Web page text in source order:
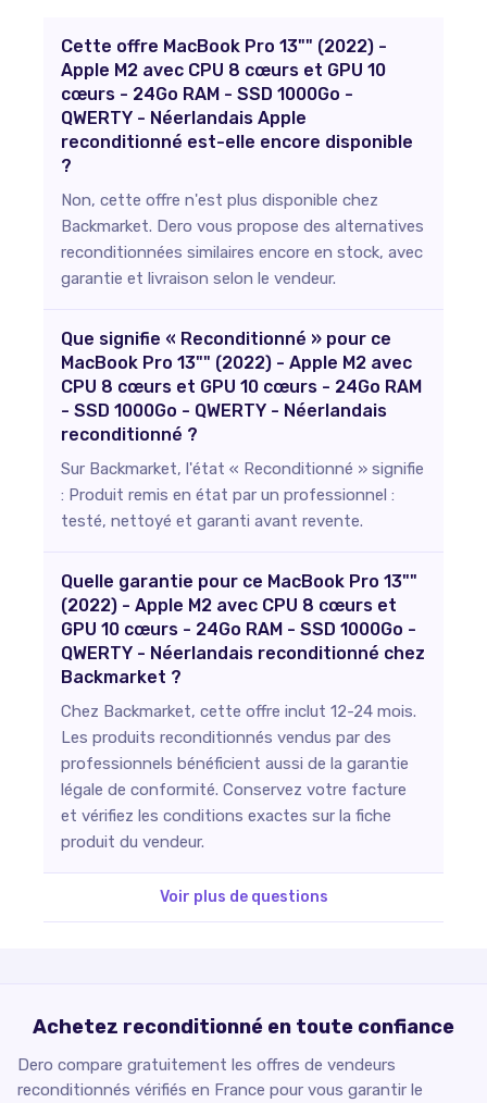
Cette offre MacBook Pro 13"" (2022) -
Apple M2 avec CPU 8 cœurs et GPU 10
cœurs - 24Go RAM - SSD 1000Go -
QWERTY - Néerlandais Apple
reconditionné est-elle encore disponible
?
Non, cette offre n'est plus disponible chez
Backmarket. Dero vous propose des alternatives
reconditionnées similaires encore en stock, avec
garantie et livraison selon le vendeur.
Que signifie « Reconditionné » pour ce
MacBook Pro 13"" (2022) - Apple M2 avec
CPU 8 cœurs et GPU 10 cœurs - 24Go RAM
- SSD 1000Go - QWERTY - Néerlandais
reconditionné ?
Sur Backmarket, l'état « Reconditionné » signifie
: Produit remis en état par un professionnel :
testé, nettoyé et garanti avant revente.
Quelle garantie pour ce MacBook Pro 13""
(2022) - Apple M2 avec CPU 8 cœurs et
GPU 10 cœurs - 24Go RAM - SSD 1000Go -
QWERTY - Néerlandais reconditionné chez
Backmarket ?
Chez Backmarket, cette offre inclut 12-24 mois.
Les produits reconditionnés vendus par des
professionnels bénéficient aussi de la garantie
légale de conformité. Conservez votre facture
et vérifiez les conditions exactes sur la fiche
produit du vendeur.
Voir plus de questions
Achetez reconditionné en toute confiance
Dero compare gratuitement les offres de vendeurs
reconditionnés vérifiés en France pour vous garantir le